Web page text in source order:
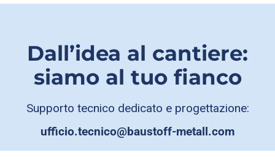
Dall’idea al cantiere:
siamo al tuo fianco
Supporto tecnico dedicato e progettazione:
ufficio.tecnico@baustoff-metall.com